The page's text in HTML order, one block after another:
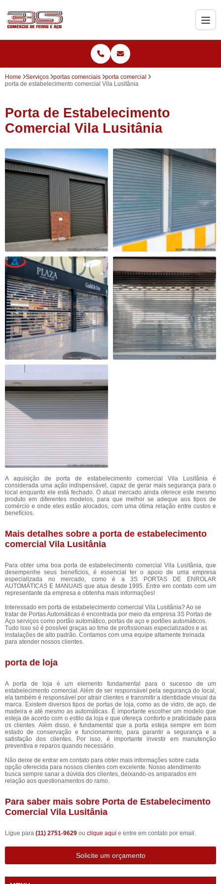
Home Serviços portas comerciais
porta comercial
porta de estabelecimento comercial Vila Lusitânia
Porta de Estabelecimento
Comercial Vila Lusitânia
A aquisição de porta de estabelecimento comercial Vila Lusitânia é
considerada uma ação indispensável, capaz de gerar mais segurança para o
local enquanto ele está fechado. O atual mercado ainda oferece este mesmo
produto em diferentes modelos, para que melhor se adeque aos tipos de
comércio e onde eles estão alocados, com uma ótima relação entre custos e
benefícios.
Mais detalhes sobre a porta de estabelecimento
comercial Vila Lusitânia
Para obter uma boa porta de estabelecimento comercial Vila Lusitânia, que
desempenhe seus benefícios, é essencial ter o apoio de uma empresa
especializada no mercado, como é a 3S PORTAS DE ENROLAR
AUTOMÁTICAS E MANUAIS que atua desde 1995. Entre em contato com um
representante da empresa e obtenha mais informações!
Interessado em porta de estabelecimento comercial Vila Lusitânia? Ao se
tratar de Portas Automáticas é encontrada por meio da empresa 3S Portas de
Aço serviços como portão automático, portas de aço e portões automáticos.
Tudo isso só é possível graças ao time de profissionais especializados e as
instalações de alto padrão. Contamos com uma equipe altamente treinada
para atender nossos clientes.
porta de loja
A porta de loja é um elemento fundamental para o sucesso de um
estabelecimento comercial. Além de ser responsável pela segurança do local,
ela também é responsável por atrair clientes e transmitir a identidade visual da
marca. Existem diversos tipos de portas de loja, como as de vidro, de aço, de
madeira e até mesmo as automáticas. É importante escolher um modelo que
esteja de acordo com o estilo da loja e que ofereça conforto e praticidade para
os clientes. Além disso, é fundamental que a porta esteja sempre em bom
estado de conservação e funcionamento, para garantir a segurança e a
satisfação dos clientes. Por isso, é importante investir em manutenção
preventiva e reparos quando necessário.
Não deixe de entrar em contato para obter mais informações sobre cada
opção oferecida para nossos clientes com excelente. Nosso atendimento
busca sempre sanar a dúvida dos clientes, deixando-os amparados em
relação aos questionamentos do ramo.
Para saber mais sobre Porta de Estabelecimento
Comercial Vila Lusitânia
Ligue para (11) 2751-9629 ou clique aqui e entre em contato por email.
Solicite um orçamento